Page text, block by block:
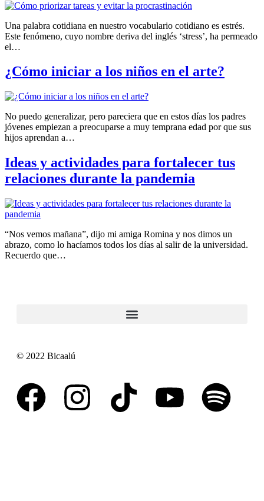
Una palabra cotidiana en nuestro vocabulario cotidiano es estrés.
Este fenómeno, cuyo nombre deriva del inglés ‘stress’, ha permeado
el…
¿Cómo iniciar a los niños en el arte?
No puedo generalizar, pero pareciera que en estos días los padres
jóvenes empiezan a preocuparse a muy temprana edad por que sus
hijos aprendan a…
Ideas y actividades para fortalecer tus
relaciones durante la pandemia
“Nos vemos mañana”, dijo mi amiga Romina y nos dimos un
abrazo, como lo hacíamos todos los días al salir de la universidad.
Recuerdo que…
© 2022 Bicaalú